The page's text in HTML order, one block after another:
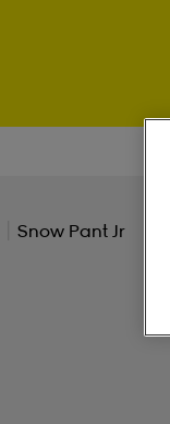
Snow Pant Jr